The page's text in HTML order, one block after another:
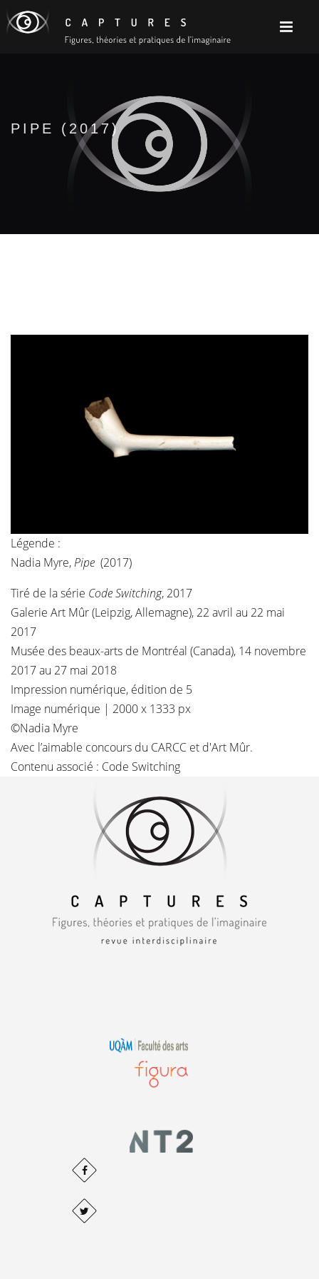
PIPE (2017)
Légende :
Nadia Myre,Pipe (2017)
Tiré de lasérie Code Switching, 2017
Galerie Art Mûr (Leipzig, Allemagne), 22 avril au 22 mai
2017
Musée des beaux-arts de Montréal (Canada), 14 novembre
2017 au 27 mai 2018
Impression numérique, édition de 5
Image numérique | 2000 x 1333 px
©Nadia Myre
Avec l’aimable concours du CARCC et d'Art Mûr.
Contenu associé : Code Switching